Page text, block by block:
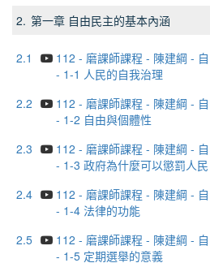
2. 第一章 自由民主的基本內涵
2.1
112 - 磨課師課程 - 陳建綱 -
- 1-1 人民的自我治理
2.2
112 - 磨課師課程 - 陳建綱 -
- 1-2 自由與個體性
2.3
112 - 磨課師課程 - 陳建綱 -
- 1-3 政府為什麼可以懲罰人民
2.4
112 - 磨課師課程 - 陳建綱 -
- 1-4 法律的功能
2.5
112 - 磨課師課程 - 陳建綱 -
- 1-5 定期選舉的意義